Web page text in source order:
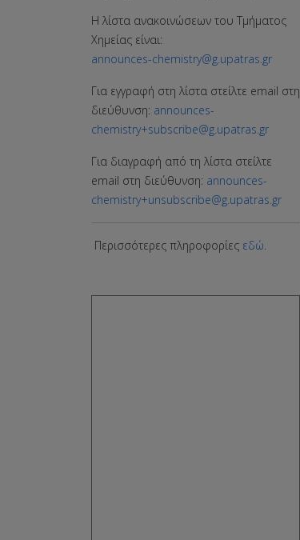
Η λίστα ανακοινώσεων του Τμήματος
Χημείας είναι:
announces-chemistry@g.upatras.gr
Για εγγραφή στη λίστα στείλτε email στη
διεύθυνση: announces-
chemistry+subscribe@g.upatras.gr
Για διαγραφή από τη λίστα στείλτε
email στη διεύθυνση: announces-
chemistry+unsubscribe@g.upatras.gr
Περισσότερες πληροφορίες εδώ.